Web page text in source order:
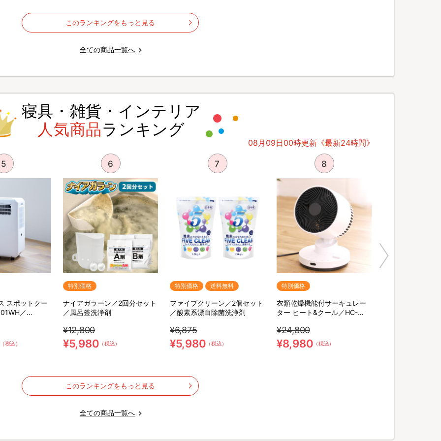
このランキングをもっと見る
全ての商品一覧へ
寝具・雑貨・インテリア
人気商品ランキング
08月09日00時更新《最新24時間》
5
スポットクー
／
（税込）
6
特別価格
ナイアガラーン／2回分セット
／風呂釜洗浄剤
¥12,800
¥5,980 （税込）
7
特別価格 送料無料
ファイブクリーン／2個セット
／酸素系漂白除菌洗浄剤
¥6,875
¥5,980 （税込）
8
特別価格
衣類乾燥機能付サーキュレー
ター ヒート&クール／HC-
¥24,800
¥8,980 （税込）
このランキングをもっと見る
全ての商品一覧へ